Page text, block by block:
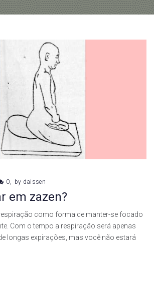
0 by daissen
em zazen?
como forma de manter-se focado
Com o tempo a respiração será apenas
longas expirações, mas você não estará